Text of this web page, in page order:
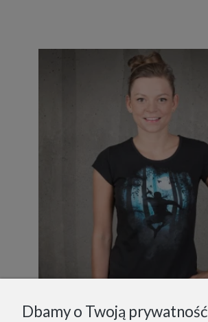
Dbamy o Twoją prywatność